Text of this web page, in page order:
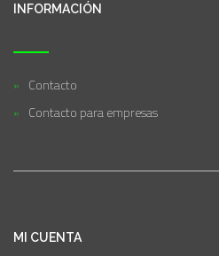
INFORMACIÓN
Contacto
Contacto para empresas
MI CUENTA